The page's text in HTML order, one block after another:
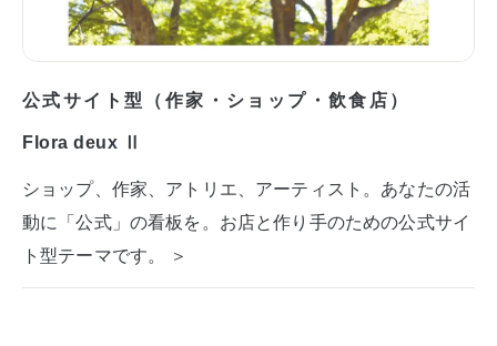
公式サイト型（作家・ショップ・飲食店）
Flora deux Ⅱ
ショップ、作家、アトリエ、アーティスト。あなたの活
動に「公式」の看板を。お店と作り手のための公式サイ
ト型テーマです。 ＞